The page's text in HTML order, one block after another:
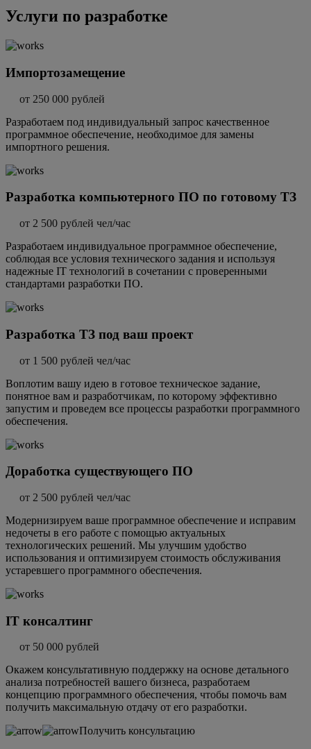
Услуги по разработке
Импортозамещение
от 250 000 рублей
Разработаем под индивидуальный запрос качественное
программное обеспечение, необходимое для замены
импортного решения.
Разработка компьютерного ПО по готовому ТЗ
от 2 500 рублей чел/час
Разработаем индивидуальное программное обеспечение,
соблюдая все условия технического задания и используя
надежные IT технологий в сочетании с проверенными
стандартами разработки ПО.
Разработка ТЗ под ваш проект
от 1 500 рублей чел/час
Воплотим вашу идею в готовое техническое задание,
понятное вам и разработчикам, по которому эффективно
запустим и проведем все процессы разработки программного
обеспечения.
Доработка существующего ПО
от 2 500 рублей чел/час
Модернизируем ваше программное обеспечение и исправим
недочеты в его работе с помощью актуальных
технологических решений. Мы улучшим удобство
использования и оптимизируем стоимость обслуживания
устаревшего программного обеспечения.
IT консалтинг
от 50 000 рублей
Окажем консультативную поддержку на основе детального
анализа потребностей вашего бизнеса, разработаем
концепцию программного обеспечения, чтобы помочь вам
получить максимальную отдачу от его разработки.
Получить консультацию